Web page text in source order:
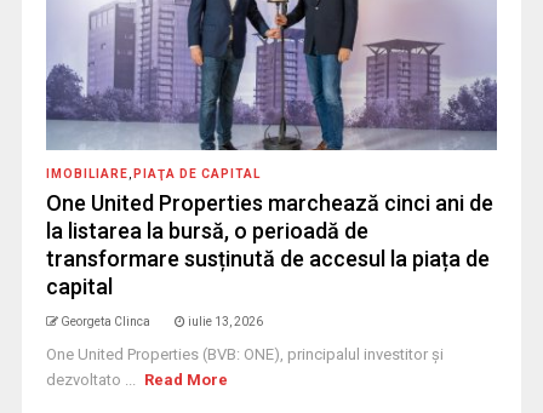
IMOBILIARE PIAŢA DE CAPITAL
One United Properties marchează cinci ani de
la listarea la bursă, o perioadă de
transformare susținută de accesul la piața de
capital
Georgeta Clinca iulie 13, 2026
One United Properties (BVB: ONE), principalul investitor și
dezvoltato ... Read More